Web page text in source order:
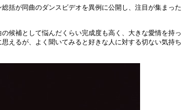
括が同曲のダンスビデオを異例に公開し、注目が集まった
候補として悩んだくらい完成度も高く、大きな愛情を持っ
えるが、よく聞いてみると好きな人に対する切ない気持ち